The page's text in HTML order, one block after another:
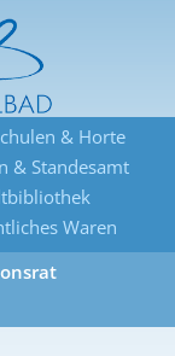
& Horte
& Standesamt
Waren